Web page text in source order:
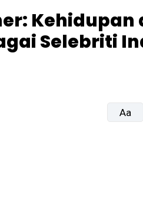
Kehidupan
Selebriti
Aa